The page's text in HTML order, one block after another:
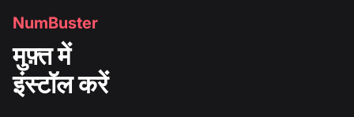
NumBuster
मुफ़्त में
इंस्टॉल करें